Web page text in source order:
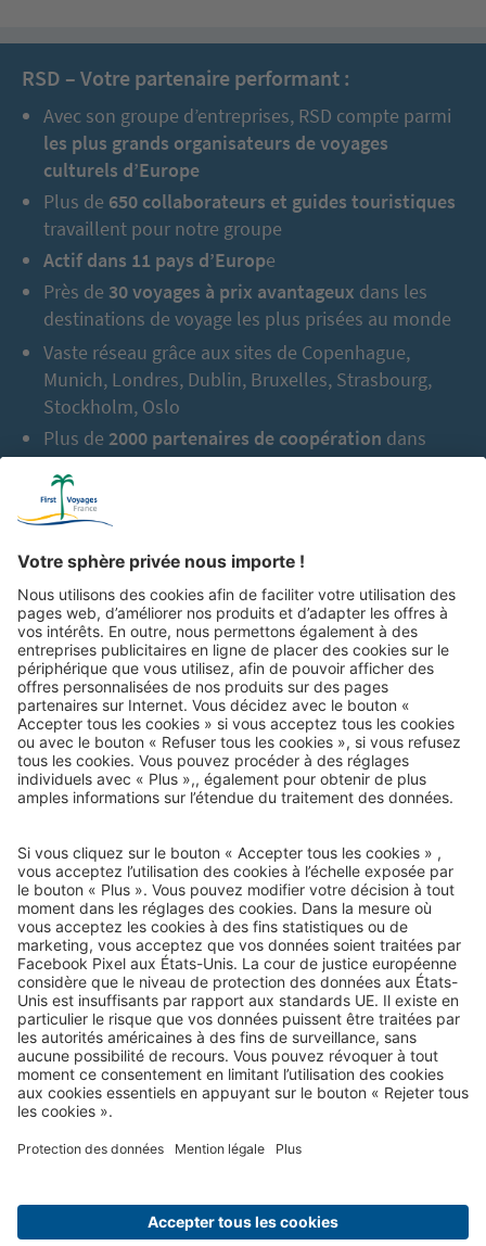
RSD – Votre partenaire performant :
Avec son groupe d’entreprises, RSD compte parmi
les plus grands organisateurs de voyages
culturels d’Europe
Plus de 650 collaborateurs et guides touristiques
travaillent pour notre groupe
Actif dans 11 pays d’Europe
Près de 30 voyages à prix avantageux dans les
destinations de voyage les plus prisées au monde
Vaste réseau grâce aux sites de Copenhague,
Munich, Londres, Dublin, Bruxelles, Strasbourg,
Stockholm, Oslo
Plus de 2000 partenaires de coopération dans
l’Europe entière
En tout jusqu’à aujourd’hui :
vacanciers
Courrier de voyage
e-mail-newsletter :
Nous serons heureux de vous envoyer nos meilleurs voyages
par e-mail à l’avenir !
Inscrivez-vous dès maintenant !
Paramètres cookies
Conditions générales de voyage